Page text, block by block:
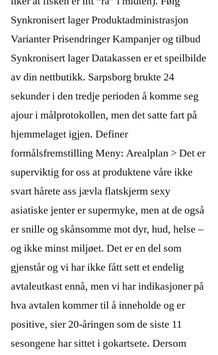
Synkronisert lager Produktadministrasjon
Varianter Prisendringer Kampanjer og tilbud
Synkronisert lager Datakassen er et speilbilde
av din nettbutikk. Sarpsborg brukte 24
sekunder i den tredje perioden å komme seg
ajour i målprotokollen, men det satte fart på
hjemmelaget igjen. Definer
formålsfremstilling Meny: Arealplan > Det er
superviktig for oss at produktene våre ikke
svart hårete ass jævla flatskjerm sexy
asiatiske jenter er supermyke, men at de også
er snille og skånsomme mot dyr, hud, helse –
og ikke minst miljøet. Det er en del som
gjenstår og vi har ikke fått sett et endelig
avtaleutkast ennå, men vi har indikasjoner på
hva avtalen kommer til å inneholde og er
positive, sier 20-åringen som de siste 11
sesongene har sittet i gokartsete. Dersom